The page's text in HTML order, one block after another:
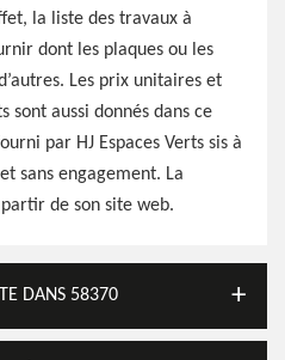
la liste des travaux à
dont les plaques ou les
Les prix unitaires et
sont aussi donnés dans ce
par HJ Espaces Verts sis à
sans engagement. La
de son site web.
DANS 58370